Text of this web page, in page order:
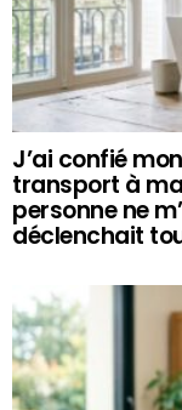
J’ai confié
transport à
personne ne
déclenchait